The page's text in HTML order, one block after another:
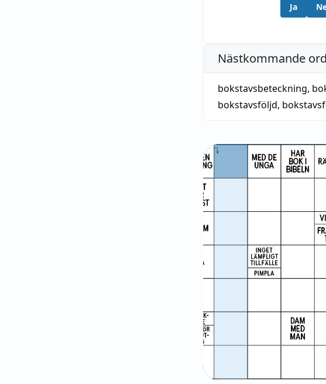
Ja
Nästkommande ord
bokstavsbeteckning,
bokstavsföljd,